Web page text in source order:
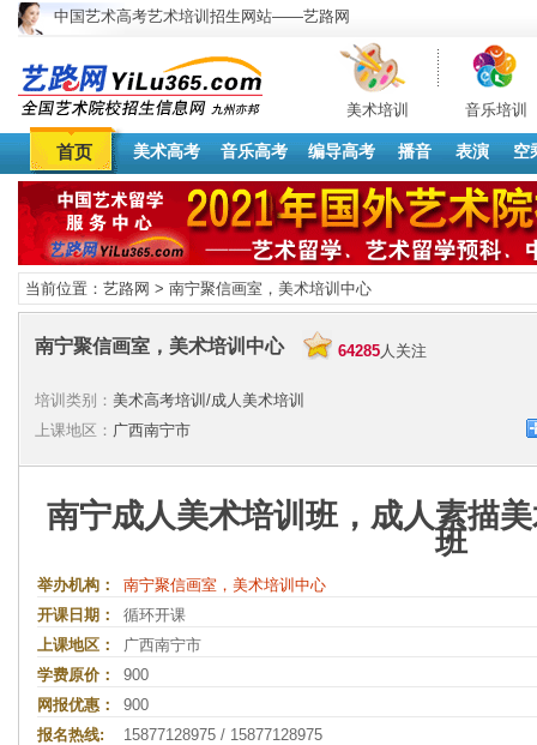
中国艺术高考艺术培训招生网站——艺路网
美术培训 音乐培训
首页 美术高考 音乐高考 编导高考 播音 表演 空
当前位置： 艺路网 > 南宁聚信画室，美术培训中心
南宁聚信画室，美术培训中心 64285人关注
培训类别： 美术高考培训/成人美术培训
上课地区： 广西南宁市
南宁成人美术培训班，成人素描
班
举办机构：
南宁聚信画室，美术培训中心
开课日期：
循环开课
上课地区：
广西南宁市
学费原价：
900
网报优惠：
900
报名热线:
15877128975 / 15877128975